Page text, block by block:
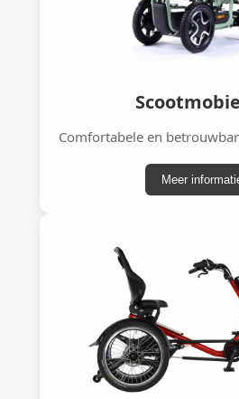
Comfortabele en
Meer